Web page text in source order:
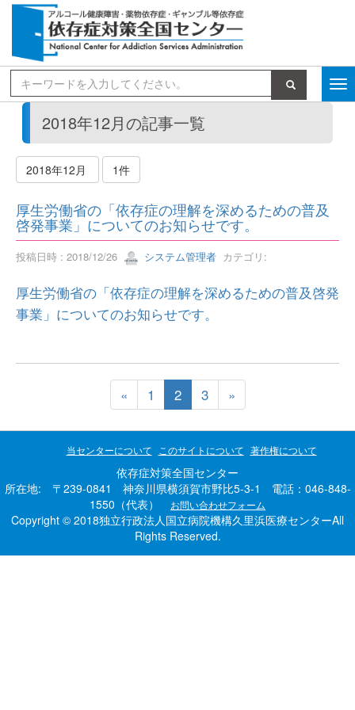
検索
2018年12月の記事一覧
2018年12月 1件
厚生労働省の「依存症の理解を深めるための普及
啓発事業」についてのお知らせです。
投稿日時 : 2018/12/26 システム管理者 カテゴリ:
厚生労働省の「依存症の理解を深めるための普及啓発
事業」についてのお知らせです。
« 1 2 3 »
当センターについて このサイトについて 著作権について
依存症対策全国センター
所在地: 〒239-0841 神奈川県横須賀市野比5-3-1 電話：046-848-
1550（代表）
お問い合わせフォーム
Copyright © 2018独立行政法人国立病院機構久里浜医療センターAll
Rights Reserved.